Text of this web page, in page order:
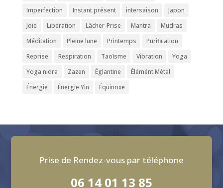
Imperfection
Instant présent intersaison
Japon
Joie
Libération Lâcher-Prise Mantra
Mudras
Méditation
Pleine lune Printemps
Purification
Reprise
Respiration Taoïsme Vibration
Yoga
Yoga nidra
Zazen Églantine
Élémént Métal
Énergie
Énergie Yin Équinoxe
Prise de Rendez-vous par téléphone
06 14 01 13 85